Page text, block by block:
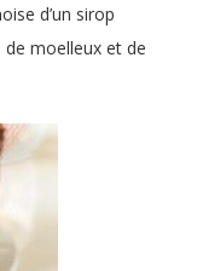
d’un sirop
moelleux et de